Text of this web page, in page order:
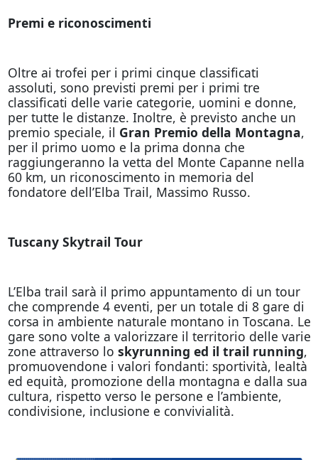
Premi e riconoscimenti
Oltre ai trofei per i primi cinque classificati
assoluti, sono previsti premi per i primi tre
classificati delle varie categorie, uomini e donne,
per tutte le distanze. Inoltre, è previsto anche un
premio speciale, il Gran Premio della Montagna,
per il primo uomo e la prima donna che
raggiungeranno la vetta del Monte Capanne nella
60 km, un riconoscimento in memoria del
fondatore dell’Elba Trail, Massimo Russo.
Tuscany Skytrail Tour
L’Elba trail sarà il primo appuntamento di un tour
che comprende 4 eventi, per un totale di 8 gare di
corsa in ambiente naturale montano in Toscana. Le
gare sono volte a valorizzare il territorio delle varie
zone attraverso lo skyrunning ed il trail running,
promuovendone i valori fondanti: sportività, lealtà
ed equità, promozione della montagna e dalla sua
cultura, rispetto verso le persone e l’ambiente,
condivisione, inclusione e convivialità.